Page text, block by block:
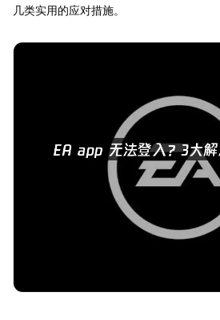
几类实用的应对措施。